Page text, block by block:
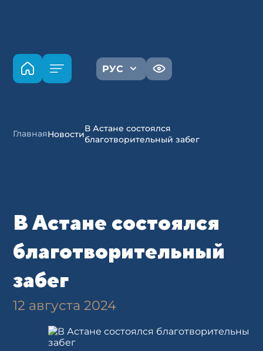
РУС
ГлавнаяНовости
В Астане состоялся
благотворительный забег
В Астане состоялся
благотворительный
забег
12 августа 2024